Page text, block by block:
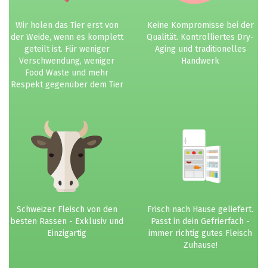
Wir holen das Tier erst von
der Weide, wenn es komplett
geteilt ist. Für weniger
Verschwendung, weniger
Food Waste und mehr
Respekt gegenüber dem Tier
Keine Kompromisse bei der
Qualität. Kontrolliertes Dry-
Aging und traditionelles
Handwerk
Schweizer Fleisch von den
besten Rassen - Exklusiv und
Einzigartig
Frisch nach Hause geliefert.
Passt in dein Gefrierfach -
immer richtig gutes Fleisch
Zuhause!